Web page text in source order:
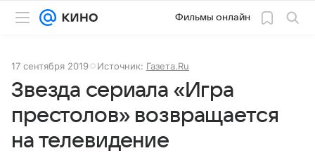
Фильмы онлайн
17 сентября 2019 Источник: Газета.Ru
Звезда сериала «Игра
престолов» возвращается
на телевидение